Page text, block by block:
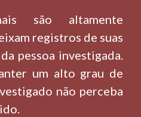
são altamente
registros de suas
pessoa investigada.
um alto grau de
não perceba